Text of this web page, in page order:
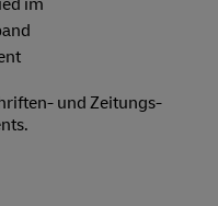
und Zeitungs-